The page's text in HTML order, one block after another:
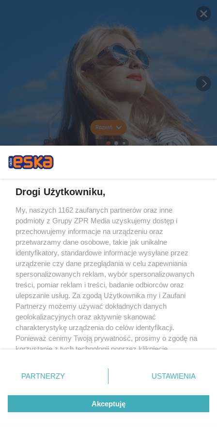
Rozwiń
Drogi Użytkowniku,
My, naszych 1162 zaufanych partnerów oraz inne
podmioty z Grupy ZPR Media uzyskujemy dostęp i
przechowujemy informacje na urządzeniu oraz
przetwarzamy dane osobowe, takie jak unikalne
identyfikatory, standardowe informacje wysyłane przez
urządzenie czy dane przeglądania w celu zapewniania
spersonalizowanych reklam, wybór spersonalizowanych
treści, pomiar reklam i treści, badanie odbiorców oraz
ulepszanie usług. Za zgodą Użytkownika my i Zaufani
Partnerzy możemy używać dokładnych danych
geolokalizacyjnych oraz aktywnie skanować
charakterystykę urządzenia do celów identyfikacji.
Ponieważ cenimy Twoją prywatność, prosimy o zgodę na
korzystanie z tych technologii poprzez kliknięcie
zmienić/wycofać klikając przycisk ustawień prywatności
znajdujący się w lewym dolnym rogu strony
rodzaje przetwarzania danych nie wymagają zgody
użytkownika, ale masz prawo sprzeciwić się takiemu
przetwarzaniu. Preferencje będą miały zastosowanie tylko
PARTNERZY USTAWIENIA
Akceptuję